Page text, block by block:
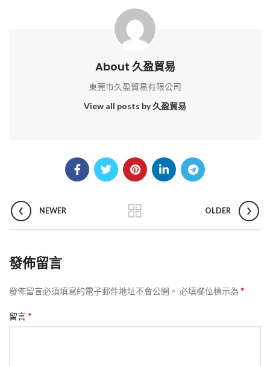
About 久盈貿易
東莞市久盈貿易有限公司
View all posts by 久盈貿易
NEWER OLDER
發佈留言
發佈留言必須填寫的電子郵件地址不會公開。 必填欄位標示為 *
留言*